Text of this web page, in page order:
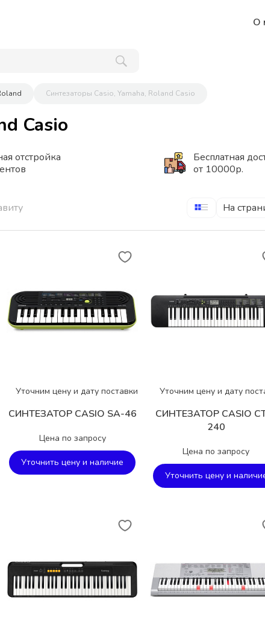
О
Синтезаторы Casio, Yamaha, Roland Casio
Casio
отстройка
Бесплатная
от 10000р.
На
Уточним цену и дату поставки
СИНТЕЗАТОР CASIO SA-46
Цена по запросу
Уточнить цену и наличие
Уточним цену и дату
СИНТЕЗАТОР CASIO
240
Цена по запросу
Уточнить цену и